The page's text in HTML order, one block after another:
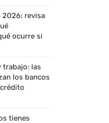
2026: revisa
ocurre si
trabajo: las
los bancos
tienes